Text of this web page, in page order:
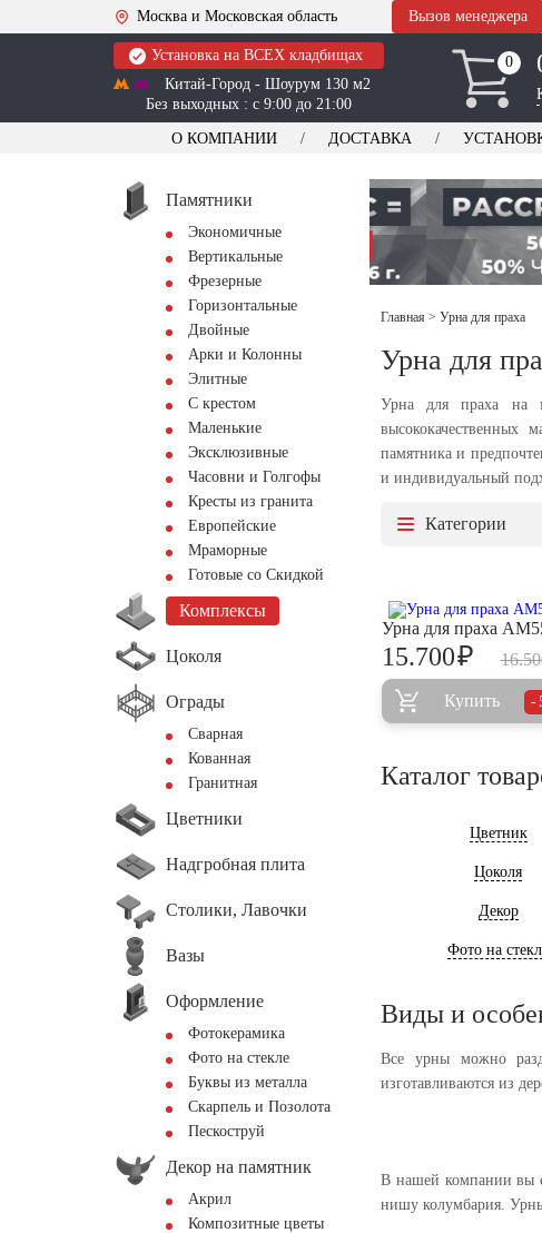
Москва и Московская область Вызов менеджера
Установка на ВСЕХ кладбищах
Китай-Город - Шоурум 130 м2
Без выходных : с 9:00 до 21:00
0
0
О КОМПАНИИ ДОСТАВКА
Памятники
Экономичные
Вертикальные
Фрезерные
Горизонтальные
Двойные
Арки и Колонны
Элитные
С крестом
Маленькие
Эксклюзивные
Часовни и Голгофы
Кресты из гранита
Европейские
Мраморные
Готовые со Скидкой
Комплексы
Цоколя
Ограды
Сварная
Кованная
Гранитная
Цветники
Надгробная плита
Столики, Лавочки
Вазы
Оформление
Фотокерамика
Фото на стекле
Буквы из металла
Скарпель и Позолота
Пескоструй
Декор на памятник
Акрил
Композитные цветы
Главная > Урна для праха
Урна для
Урна для праха на
высококачественных
памятника и
и индивидуальный
Категории
Урна для праха
15.700₽
Купить
Каталог
Цветник
Цоколя
Декор
Фото на
Виды и
Все урны можно
изготавливаются из
В нашей компании вы
нишу колумбария.